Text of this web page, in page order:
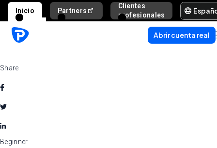
Inicio Partners
Clientes
profesionales
Ayuda y
Abrir cuenta real
Share
Beginner